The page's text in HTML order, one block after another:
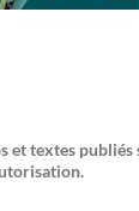
et textes publiés